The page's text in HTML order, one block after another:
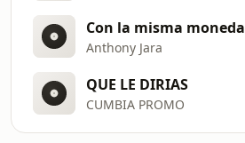
Con la misma moneda
Anthony Jara
QUE LE DIRIAS
CUMBIA PROMO